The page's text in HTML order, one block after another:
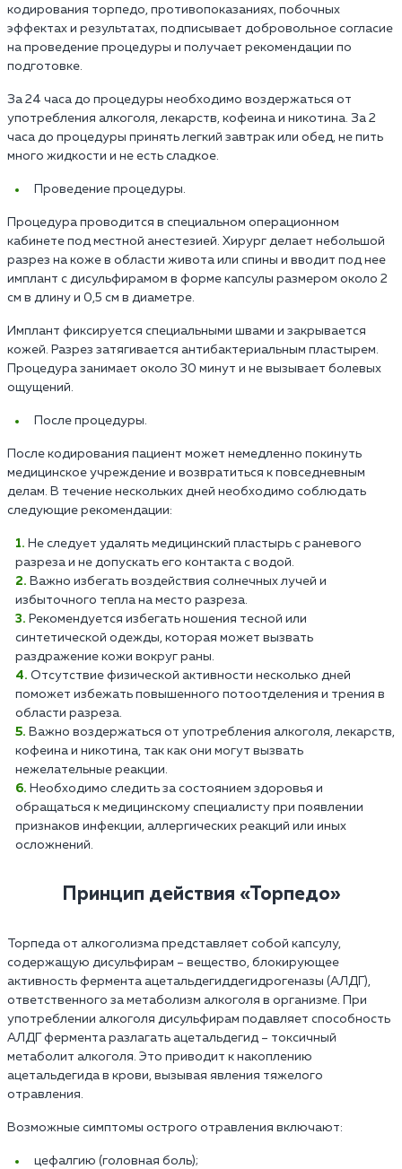
кодирования торпедо, противопоказаниях, побочных
эффектах и результатах, подписывает добровольное согласие
на проведение процедуры и получает рекомендации по
подготовке.
За 24 часа до процедуры необходимо воздержаться от
употребления алкоголя, лекарств, кофеина и никотина. За 2
часа до процедуры принять легкий завтрак или обед, не пить
много жидкости и не есть сладкое.
Проведение процедуры.
Процедура проводится в специальном операционном
кабинете под местной анестезией. Хирург делает небольшой
разрез на коже в области живота или спины и вводит под нее
имплант с дисульфирамом в форме капсулы размером около 2
см в длину и 0,5 см в диаметре.
Имплант фиксируется специальными швами и закрывается
кожей. Разрез затягивается антибактериальным пластырем.
Процедура занимает около 30 минут и не вызывает болевых
ощущений.
После процедуры.
После кодирования пациент может немедленно покинуть
медицинское учреждение и возвратиться к повседневным
делам. В течение нескольких дней необходимо соблюдать
следующие рекомендации:
Не следует удалять медицинский пластырь с раневого
разреза и не допускать его контакта с водой.
Важно избегать воздействия солнечных лучей и
избыточного тепла на место разреза.
Рекомендуется избегать ношения тесной или
синтетической одежды, которая может вызвать
раздражение кожи вокруг раны.
Отсутствие физической активности несколько дней
поможет избежать повышенного потоотделения и трения в
области разреза.
Важно воздержаться от употребления алкоголя, лекарств,
кофеина и никотина, так как они могут вызвать
нежелательные реакции.
Необходимо следить за состоянием здоровья и
обращаться к медицинскому специалисту при появлении
признаков инфекции, аллергических реакций или иных
осложнений.
Принцип действия «Торпедо»
Торпеда от алкоголизма представляет собой капсулу,
содержащую дисульфирам – вещество, блокирующее
активность фермента ацетальдегиддегидрогеназы (АЛДГ),
ответственного за метаболизм алкоголя в организме. При
употреблении алкоголя дисульфирам подавляет способность
АЛДГ фермента разлагать ацетальдегид – токсичный
метаболит алкоголя. Это приводит к накоплению
ацетальдегида в крови, вызывая явления тяжелого
отравления.
Возможные симптомы острого отравления включают:
цефалгию (головная боль);